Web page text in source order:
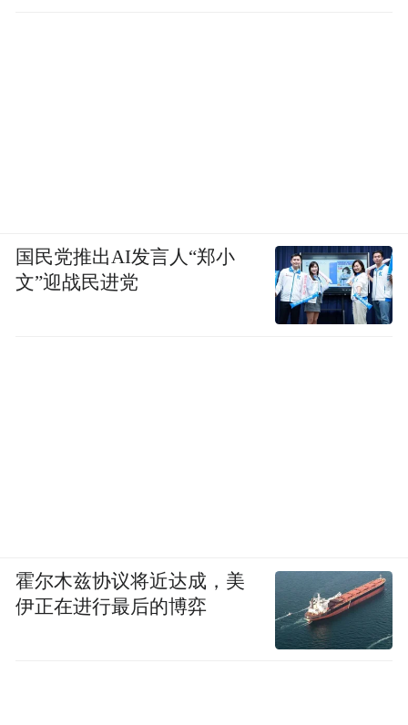
国民党推出AI发言人“郑小
文”迎战民进党
霍尔木兹协议将近达成，美
伊正在进行最后的博弈